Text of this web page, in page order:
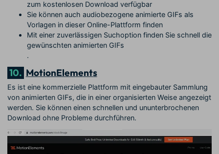
zum kostenlosen Download verfügbar
Sie können auch audiobezogene animierte GIFs als
Vorlagen in dieser Online-Plattform finden
Mit einer zuverlässigen Suchoption finden Sie schnell die
gewünschten animierten GIFs
.
10. MotionElements
Es ist eine kommerzielle Plattform mit eingebauter Sammlung
von animierten GIFs, die in einer organisierten Weise angezeigt
werden. Sie können einen schnellen und ununterbrochenen
Download ohne Probleme durchführen.